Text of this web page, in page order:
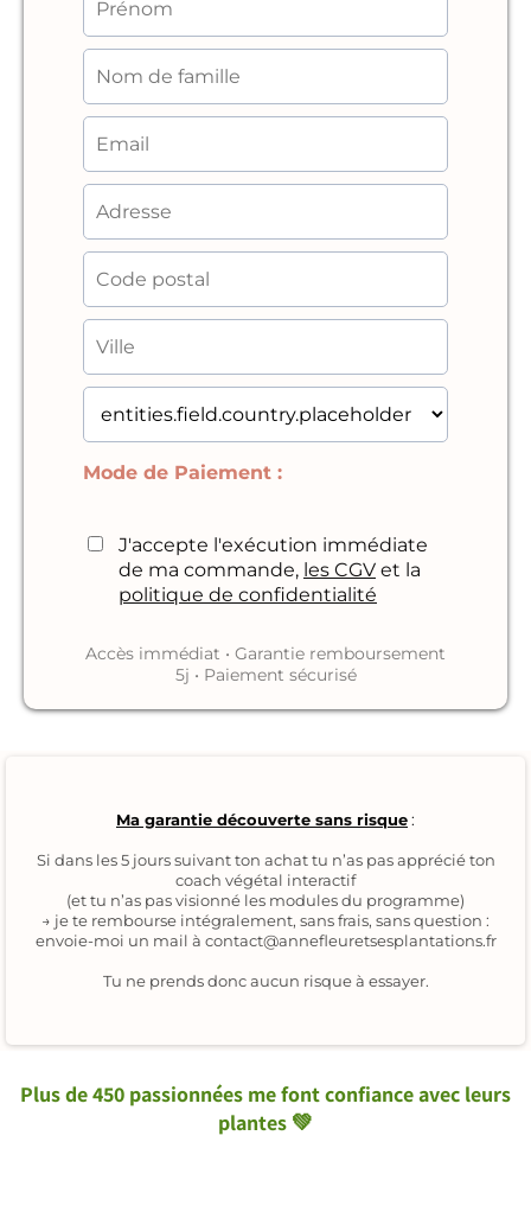
Mode de Paiement :
J'accepte l'exécution immédiate
de ma commande, les CGV et la
politique de confidentialité
Accès immédiat • Garantie remboursement
5j • Paiement sécurisé
Ma garantie découverte sans risque:
Si dans les 5 jours suivant ton achat tu n’as pas apprécié ton
coach végétal interactif
(et tu n’as pas visionné les modules du programme)
→ je te rembourse intégralement, sans frais, sans question :
envoie-moi un mail à contact@annefleuretsesplantations.fr
Tu ne prends donc aucun risque à essayer.
Plus de 450 passionnées me fontconfianceavec leurs
plantes 💚